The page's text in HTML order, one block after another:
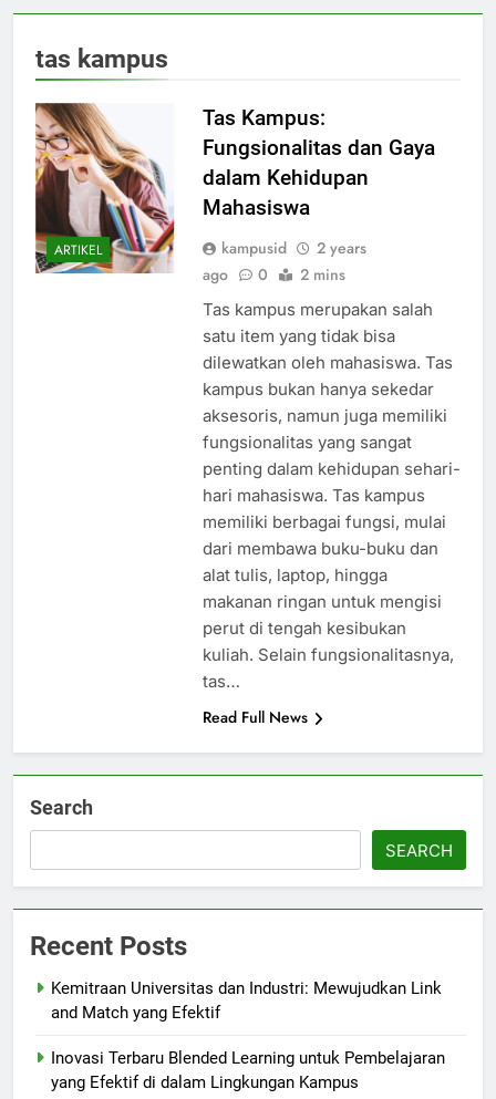
tas kampus
ARTIKEL
Tas Kampus:
Fungsionalitas dan Gaya
dalam Kehidupan
Mahasiswa
kampusid
2 years
ago
0 2 mins
Tas kampus merupakan salah
satu item yang tidak bisa
dilewatkan oleh mahasiswa. Tas
kampus bukan hanya sekedar
aksesoris, namun juga memiliki
fungsionalitas yang sangat
penting dalam kehidupan sehari-
hari mahasiswa. Tas kampus
memiliki berbagai fungsi, mulai
dari membawa buku-buku dan
alat tulis, laptop, hingga
makanan ringan untuk mengisi
perut di tengah kesibukan
kuliah. Selain fungsionalitasnya,
tas…
Read Full News
Search
SEARCH
Recent Posts
Kemitraan Universitas dan Industri: Mewujudkan Link
and Match yang Efektif
Inovasi Terbaru Blended Learning untuk Pembelajaran
yang Efektif di dalam Lingkungan Kampus